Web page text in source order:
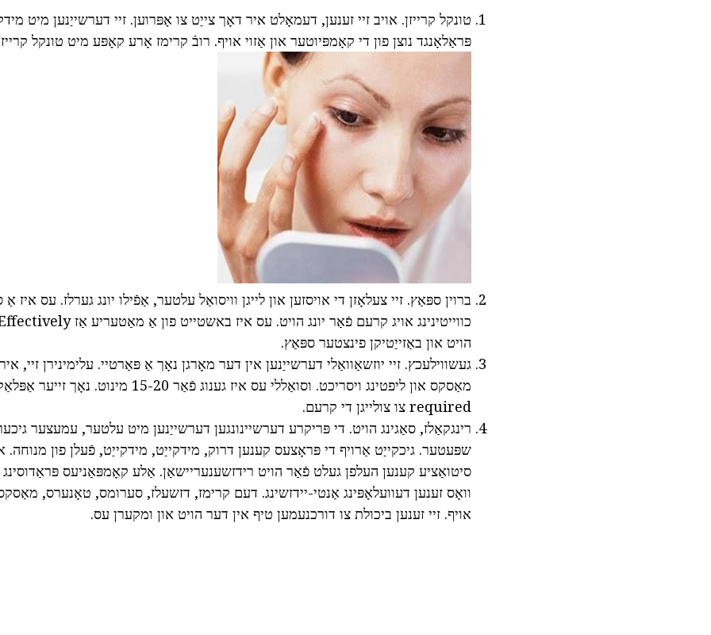
טונקל קרייזן. אויב זיי זענען, דעמאָלט איר דאָך צייַט צו אָפּרוען. זיי דערשייַנען מיט
פּראַלאָנגד נוצן פון די קאָמפּיוטער און אַזוי אויף. רובֿ קרימז אָרע קאָפּע מיט טונקל
ברוין ספּאַץ. זיי צעלאָזן די אויסזען און לייגן וויסואַל עלטער, אַפֿילו יונג גערלז. עס איז
הויט און באַזייַטיקן פינצטער ספּאַץ.
געשווילעכץ. זיי יוזשאַוואַלי דערשייַנען אין דער מאָרגן נאָך אַ פּאַרטיי. עלימינירן זיי,
מאַסקס און ליפטינג ויסריכט. וסואַללי עס איז גענוג פֿאַר 15-20
required צו צולייגן די קרעם.
רינגקאַלז, סאַגינג הויט. די פּריקרע דערשיינונגען דערשייַנען מיט עלטער, עמעצער
שפּעטער. גיכקייַט אַרויף די פּראָצעס קענען דרוק, מידקייַט, מידקייַט, פֿעלן פון מנוחה.
סיטואַציע קענען העלפן געלט פֿאַר הויט רידזשענעריישאַן. אַלע קאָמפּאַניעס
וואָס זענען דעוועלאָפּינג אַנטי-יידזשינג. דעם קרימז, דזשעלז, סערומס, טאָנערס, מאַסקס
אויף. זיי זענען ביכולת צו דורכנעמען טיף אין דער הויט און ומקערן עס.